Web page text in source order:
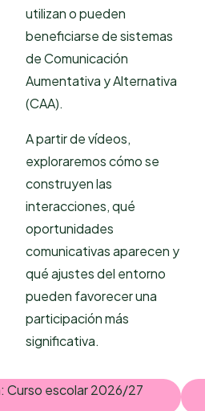
utilizan o pueden
beneficiarse de sistemas
de Comunicación
Aumentativa y Alternativa
(CAA).
A partir de vídeos,
exploraremos cómo se
construyen las
interacciones, qué
oportunidades
comunicativas aparecen y
qué ajustes del entorno
pueden favorecer una
participación más
significativa.
Curso escolar 2026/27